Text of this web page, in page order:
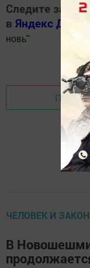
Следите за
в Яндекс Дзен и
новь"
Добавить
ЧЕЛОВЕК И ЗАКОН
В